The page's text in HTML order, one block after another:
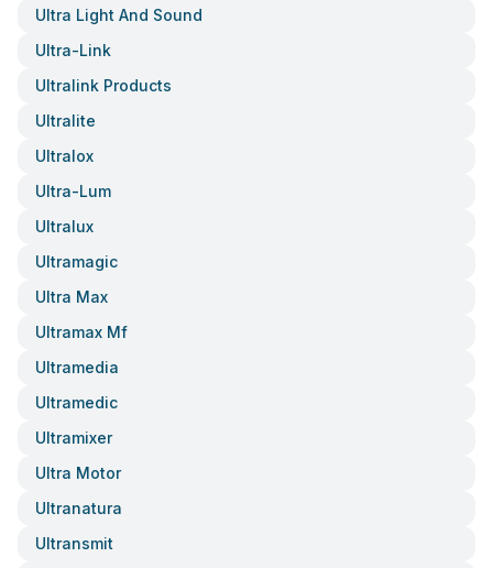
Ultra Light And Sound
Ultra-Link
Ultralink Products
Ultralite
Ultralox
Ultra-Lum
Ultralux
Ultramagic
Ultra Max
Ultramax Mf
Ultramedia
Ultramedic
Ultramixer
Ultra Motor
Ultranatura
Ultransmit